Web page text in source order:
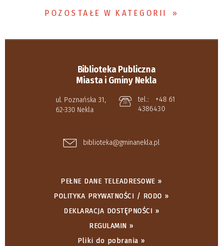
POZOSTAŁE W KATEGORII
Biblioteka Publiczna
Miasta i Gminy Nekla
ul. Poznańska 31,
62-330 Nekla
tel.:
+48 61
4386430
biblioteka@gminanekla.pl
PEŁNE DANE TELEADRESOWE »
POLITYKA PRYWATNOŚCI / RODO »
DEKLARACJA DOSTĘPNOŚCI »
REGULAMIN »
Pliki do pobrania »